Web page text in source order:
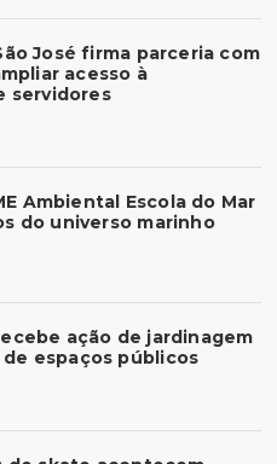
José firma parceria com
acesso à
servidores
Ambiental Escola do Mar
do universo marinho
ação de jardinagem
espaços públicos